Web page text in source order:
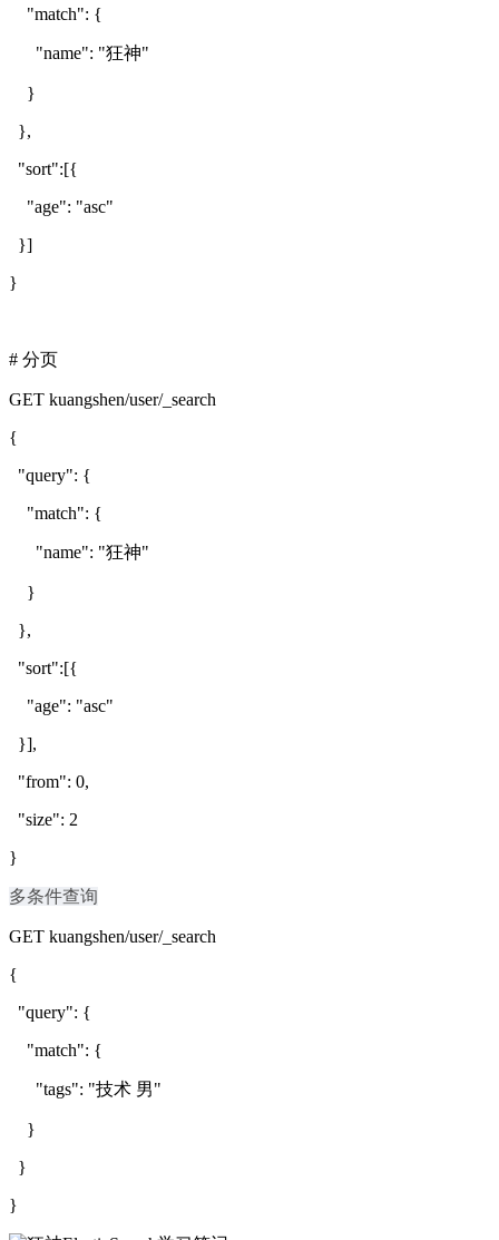
"match": {
"name": "狂神"
}
},
"sort":[{
"age": "asc"
}]
}
# 分页
GET kuangshen/user/_search
{
"query": {
"match": {
"name": "狂神"
}
},
"sort":[{
"age": "asc"
}],
"from": 0,
"size": 2
}
多条件查询
GET kuangshen/user/_search
{
"query": {
"match": {
"tags": "技术 男"
}
}
}